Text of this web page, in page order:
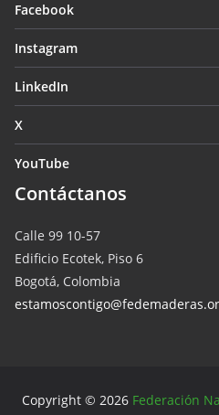
Facebook
Instagram
LinkedIn
X
YouTube
Contáctanos
Calle 99 10-57
Edificio Ecotek, Piso 6
Bogotá, Colombia
Copyright © 2026 Federación